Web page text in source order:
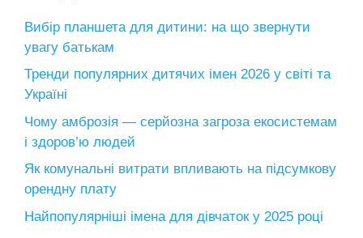
Вибір планшета для дитини: на що звернути
увагу батькам
Тренди популярних дитячих імен 2026 у світі та
Україні
Чому амброзія — серйозна загроза екосистемам
і здоров’ю людей
Як комунальні витрати впливають на підсумкову
орендну плату
Найпопулярніші імена для дівчаток у 2025 році